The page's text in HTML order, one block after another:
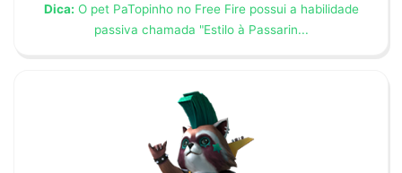
Dica: O pet PaTopinho no Free Fire possui a habilidade
passiva chamada "Estilo à Passarin...